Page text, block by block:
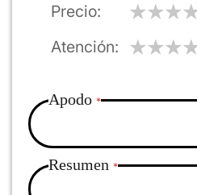
Precio
Atención
Apodo
Resumen